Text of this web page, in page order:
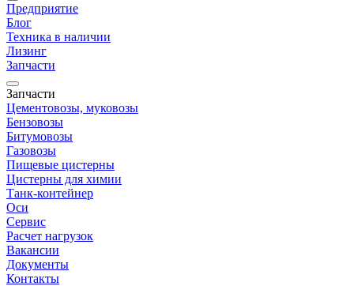
Предприятие
Блог
Техника в наличии
Лизинг
Запчасти
Запчасти
Цементовозы, муковозы
Бензовозы
Битумовозы
Газовозы
Пищевые цистерны
Цистерны для химии
Танк-контейнер
Оси
Сервис
Расчет нагрузок
Вакансии
Документы
Контакты